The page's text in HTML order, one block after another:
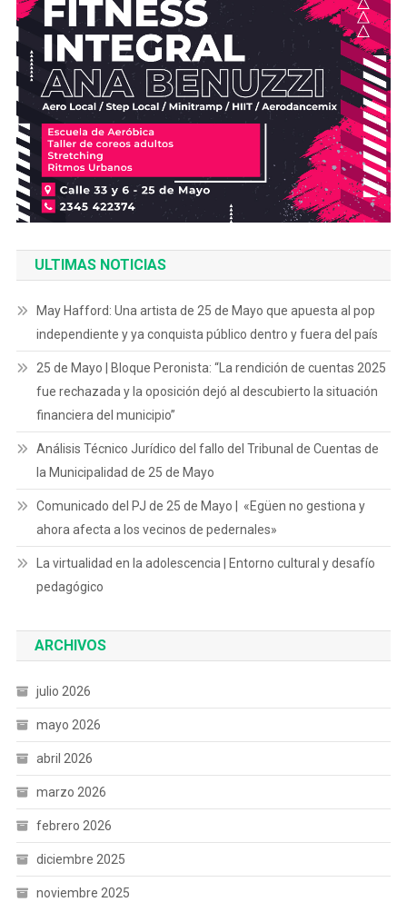
ULTIMAS NOTICIAS
May Hafford: Una artista de 25 de Mayo que apuesta al pop
independiente y ya conquista público dentro y fuera del país
25 de Mayo | Bloque Peronista: “La rendición de cuentas 2025
fue rechazada y la oposición dejó al descubierto la situación
financiera del municipio”
Análisis Técnico Jurídico del fallo del Tribunal de Cuentas de
la Municipalidad de 25 de Mayo
Comunicado del PJ de 25 de Mayo | «Egüen no gestiona y
ahora afecta a los vecinos de pedernales»
La virtualidad en la adolescencia | Entorno cultural y desafío
pedagógico
ARCHIVOS
julio 2026
mayo 2026
abril 2026
marzo 2026
febrero 2026
diciembre 2025
noviembre 2025